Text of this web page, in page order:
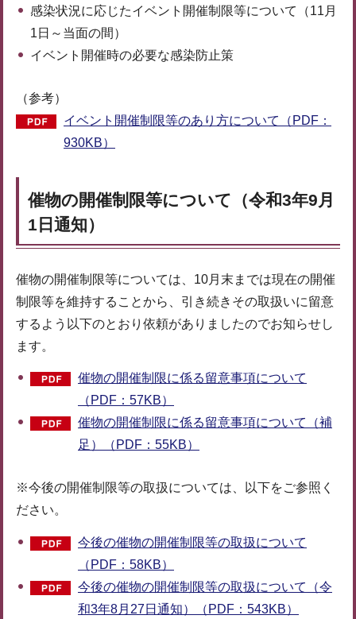
感染状況に応じたイベント開催制限等について（11月
1日～当面の間）
イベント開催時の必要な感染防止策
（参考）
イベント開催制限等のあり方について（PDF：
930KB）
催物の開催制限等について（令和3年9月
1日通知）
催物の開催制限等については、10月末までは現在の開催
制限等を維持することから、引き続きその取扱いに留意
するよう以下のとおり依頼がありましたのでお知らせし
ます。
催物の開催制限に係る留意事項について
（PDF：57KB）
催物の開催制限に係る留意事項について（補
足）（PDF：55KB）
※今後の開催制限等の取扱については、以下をご参照く
ださい。
今後の催物の開催制限等の取扱について
（PDF：58KB）
今後の催物の開催制限等の取扱について（令
和3年8月27日通知）（PDF：543KB）